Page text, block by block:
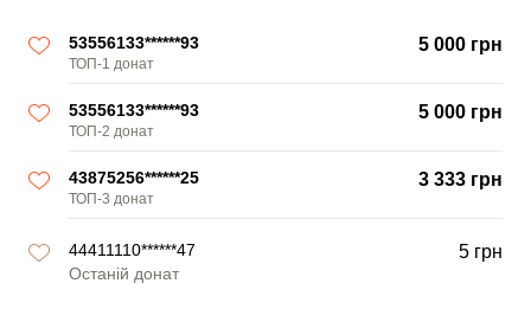
53556133******93
ТОП-1 донат
5 000 грн
53556133******93
ТОП-2 донат
5 000 грн
43875256******25
ТОП-3 донат
3 333 грн
44411110******47
Останій донат
5 грн